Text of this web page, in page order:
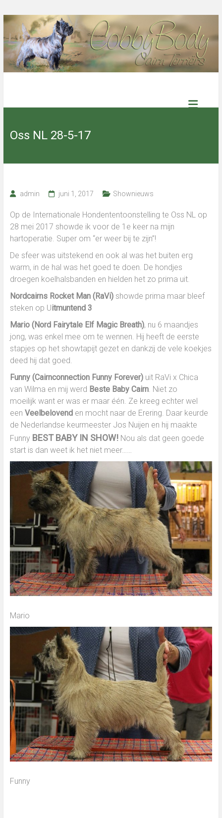
Ga
de
inhoud
Cairn
Terriers
kennel
excellent
Cairn
Terriers
in
Nieuwediep,
Drenthe
(NL)
Oss NL 28-5-17
admin juni 1, 2017 Shownieuws
Op de Internationale Hondententoonstelling te Oss NL op
28 mei 2017 showde ik voor de 1e keer na mijn
hartoperatie. Super om “er weer bij te zijn”!
De sfeer was uitstekend en ook al was het buiten erg
warm, in de hal was het goed te doen. De hondjes
droegen koelhalsbanden en hielden het zo prima uit.
Nordcairns Rocket Man (RaVi)showde prima maar bleef
steken op Uitmuntend 3
Mario (Nord Fairytale Elf Magic Breath), nu 6 maandjes
jong, was enkel mee om te wennen. Hij heeft de eerste
stapjes op het showtapijt gezet en dankzij de vele koekjes
deed hij dat goed.
Funny (Cairnconnection Funny Forever)uit RaVi x Chica
van Wilma en mij werd Beste Baby Cairn. Niet zo
moeilijk want er was er maar één. Ze kreeg echter wel
een Veelbelovenden mocht naar de Erering. Daar keurde
de Nederlandse keurmeester Jos Nuijen en hij maakte
Funny BEST BABY IN SHOW!Nou als dat geen goede
start is dan weet ik het niet meer……
Mario
Funny